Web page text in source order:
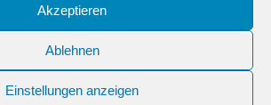
Akzeptieren
Ablehnen
Einstellungen anzeigen
Friedrich-Ebert-Schule - Realschule der